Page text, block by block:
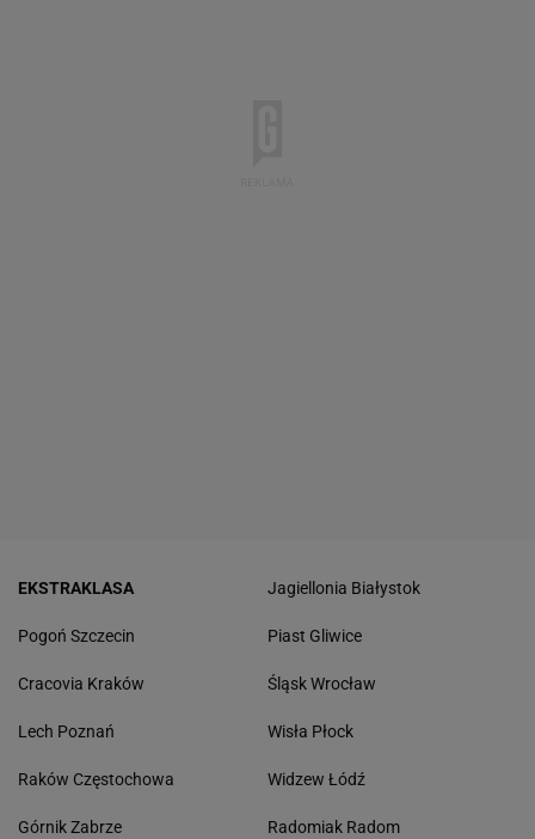
EKSTRAKLASA
Pogoń Szczecin
Cracovia Kraków
Lech Poznań
Raków Częstochowa
Górnik Zabrze
Jagiellonia Białystok
Piast Gliwice
Śląsk Wrocław
Wisła Płock
Widzew Łódź
Radomiak Radom